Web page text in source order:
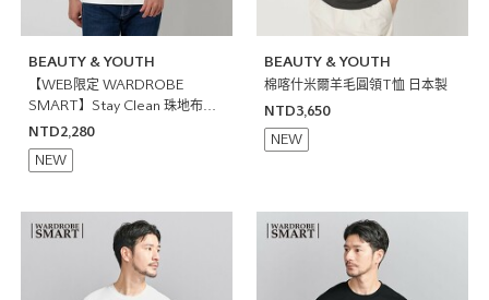
BEAUTY & YOUTH
【WEB限定 WARDROBE
SMART】Stay Clean 珠地布開
襟領POLO衫 抗菌防臭
NTD2,280
NEW
BEAUTY & YOUTH
棉喀什米爾羊毛圓領T恤 日本製
NTD3,650
NEW